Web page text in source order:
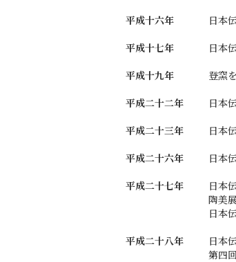
平成十六年
日本
平成十七年
日本
平成十九年
登窯
平成二十二年
日本
平成二十三年
日本
平成二十六年
日本
平成二十七年
日本
陶美
日本
平成二十八年
日本
第四